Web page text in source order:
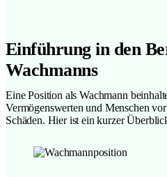
Einführung in den
Wachmanns
Eine Position als Wachmann
Vermögenswerten und Menschen
Schäden. Hier ist ein kurzer